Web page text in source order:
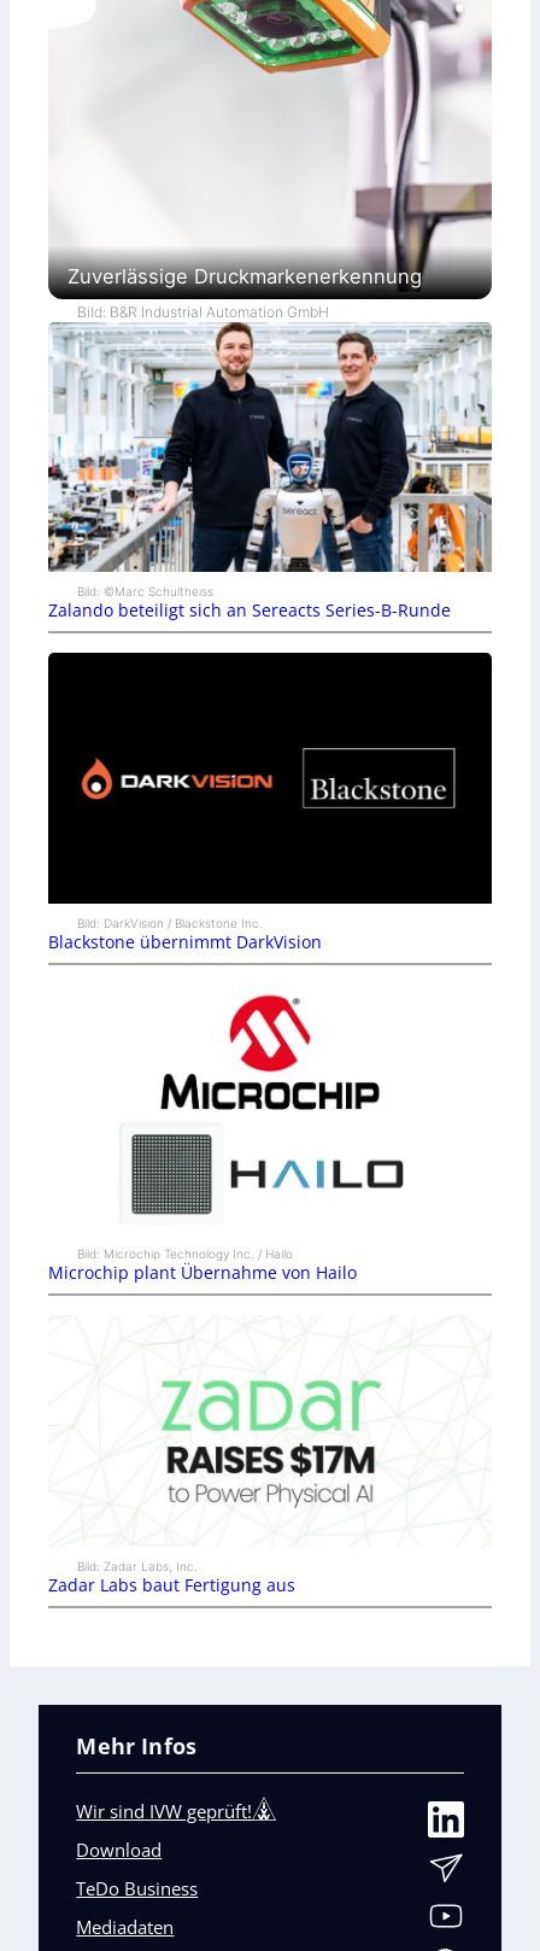
Zuverlässige Druckmarkenerkennung
Bild: B&R Industrial Automation GmbH
Bild: ©Marc Schultheiss
Zalando beteiligt sich an Sereacts Series-B-Runde
Bild: DarkVision / Blackstone Inc.
Blackstone übernimmt DarkVision
Bild: Microchip Technology Inc. / Hailo
Microchip plant Übernahme von Hailo
Bild: Zadar Labs, Inc.
Zadar Labs baut Fertigung aus
Mehr Infos
Wir sind IVW geprüft!
Download
TeDo Business
Mediadaten